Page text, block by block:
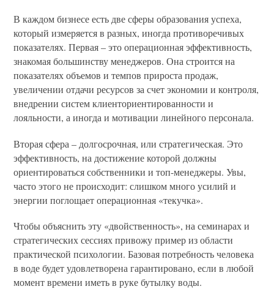
В каждом бизнесе есть две сферы образования успеха,
который измеряется в разных, иногда противоречивых
показателях. Первая – это операционная эффективность,
знакомая большинству менеджеров. Она строится на
показателях объемов и темпов прироста продаж,
увеличении отдачи ресурсов за счет экономии и контроля,
внедрении систем клиенториентированности и
лояльности, а иногда и мотивации линейного персонала.
Вторая сфера – долгосрочная, или стратегическая. Это
эффективность, на достижение которой должны
ориентироваться собственники и топ-менеджеры. Увы,
часто этого не происходит: слишком много усилий и
энергии поглощает операционная «текучка».
Чтобы объяснить эту «двойственность», на семинарах и
стратегических сессиях привожу пример из области
практической психологии. Базовая потребность человека
в воде будет удовлетворена гарантировано, если в любой
момент времени иметь в руке бутылку воды.